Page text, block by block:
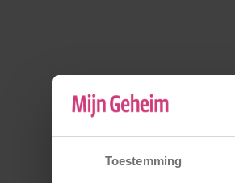
Toestemming